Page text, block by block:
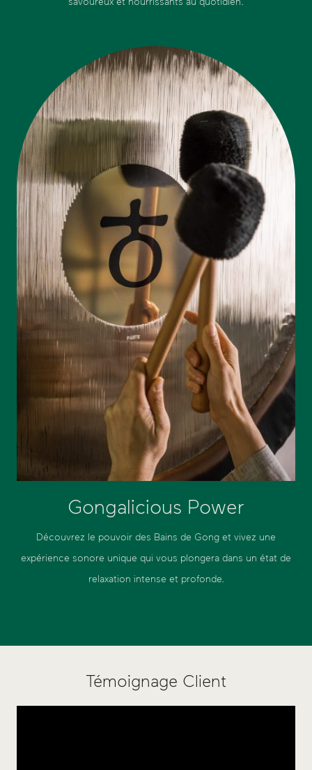
Gongalicious Power
Découvrez le pouvoir des Bains de Gong et vivez une
expérience sonore unique qui vous plongera dans un état de
relaxation intense et profonde.
Témoignage Client